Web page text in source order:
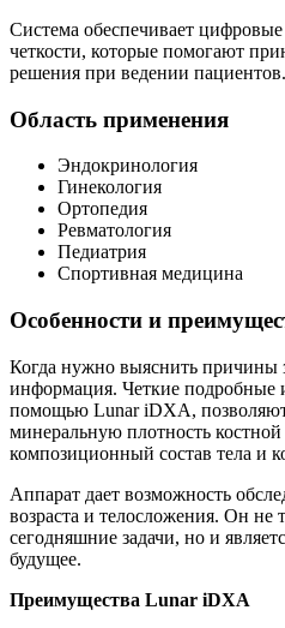
Система обеспечивает
четкости, которые помогают
решения при ведении пациентов.
Область применения
Эндокринология
Гинекология
Ортопедия
Ревматология
Педиатрия
Спортивная медицина
Особенности и
Когда нужно выяснить причины
информация. Четкие подробные
помощью Lunar iDXA,
минеральную плотность
композиционный состав тела и
Аппарат дает возможность
возраста и телосложения. Он не
сегодняшние задачи, но и
будущее.
Преимущества Lunar iDXA